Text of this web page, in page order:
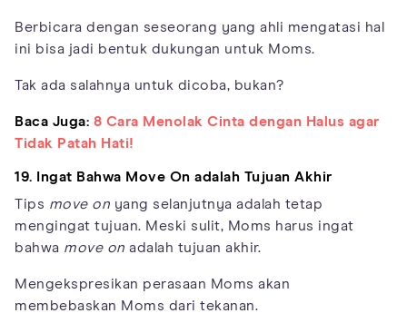
Berbicara dengan seseorang yang ahli mengatasi hal
ini bisa jadi bentuk dukungan untuk Moms.
Tak ada salahnya untuk dicoba, bukan?
Baca Juga: 8 Cara Menolak Cinta dengan Halus agar
Tidak Patah Hati!
19. Ingat Bahwa Move On adalah Tujuan Akhir
Tips move on yang selanjutnya adalah tetap
mengingat tujuan. Meski sulit, Moms harus ingat
bahwa move on adalah tujuan akhir.
Mengekspresikan perasaan Moms akan
membebaskan Moms dari tekanan.